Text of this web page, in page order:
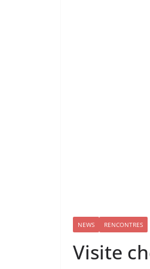
NEWS RENCONTRES
Visite